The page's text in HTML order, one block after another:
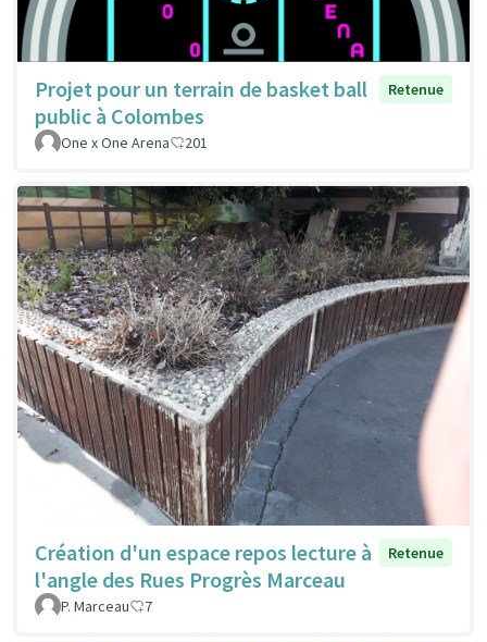
Projet pour un terrain de basket ball
public à Colombes
Retenue
One x One Arena 201
Création d'un espace repos lecture à
l'angle des Rues Progrès Marceau
Retenue
P. Marceau 7